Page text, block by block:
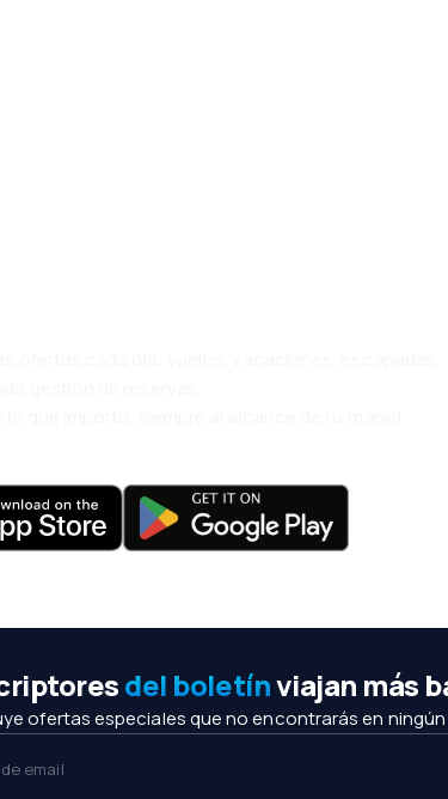
del boletínviajan más
ofertas especiales que no encontrarás en
email